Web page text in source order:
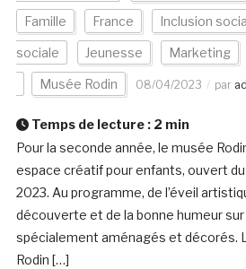
Famille France Inclusion
sociale Jeunesse Marketing
Musée Rodin 08/04/2023 par
Temps de lecture : 2 min
Pour la seconde année, le musée
espace créatif pour enfants, ouvert du
2023. Au programme, de l’éveil
découverte et de la bonne humeur
spécialement aménagés et décorés.
Rodin […]